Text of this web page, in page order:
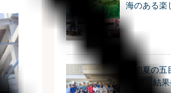
海のある楽
「初夏の
2026」結果